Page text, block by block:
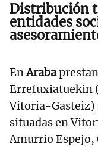
Distribución
entidades
EnAraba
Errefuxiatuekin
Vitoria-Gasteiz)
situadas en
Amurrio Espejo,